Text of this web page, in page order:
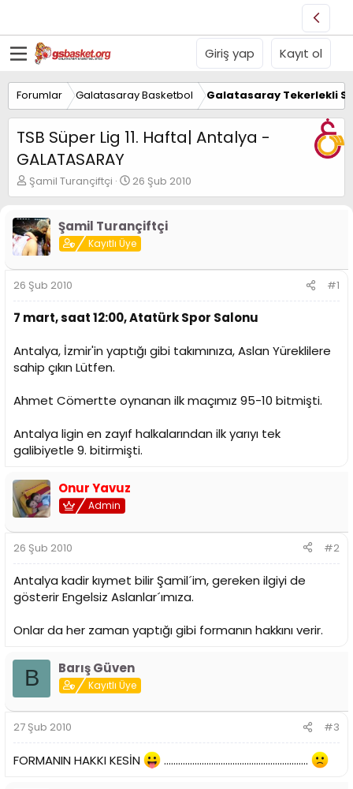
Giriş yap Kayıt ol
Forumlar Galatasaray Basketbol Galatasaray Tekerlekli
TSB Süper Lig 11. Hafta| Antalya -
GALATASARAY
K
o
u
y
u
B
a
ş
a
a
n
Şamil Turançiftçi
B
a
l
a
n
g
a
i
26 Şub 2010
Şamil Turançiftçi
Kayıtlı Üye
26 Şub 2010 #1
7 mart, saat 12:00, Atatürk Spor Salonu
Antalya, İzmir'in yaptığı gibi takımınıza, Aslan Yüreklilere
sahip çıkın Lütfen.
Ahmet Cömertte oynanan ilk maçımız 95-10 bitmişti.
Antalya ligin en zayıf halkalarından ilk yarıyı tek
galibiyetle 9. bitirmişti.
Onur Yavuz
Admin
26 Şub 2010 #2
Antalya kadir kıymet bilir Şamil´im, gereken ilgiyi de
gösterir Engelsiz Aslanlar´ımıza.
Onlar da her zaman yaptığı gibi formanın hakkını verir.
B Barış Güven
Kayıtlı Üye
27 Şub 2010 #3
FORMANIN HAKKI KESİN .............................................................